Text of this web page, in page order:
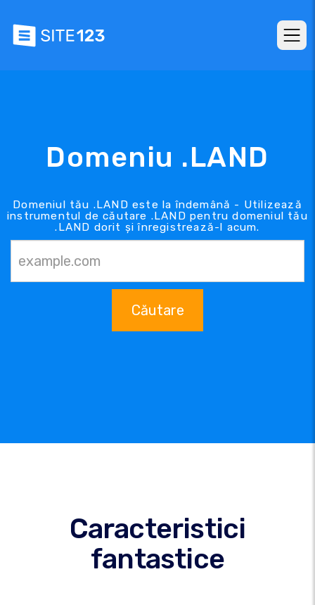
Domeniu .LAND
Domeniul tău .LAND este la îndemână - Utilizează
instrumentul de căutare .LAND pentru domeniul tău
.LAND dorit și înregistrează-l acum.
Căutare
Caracteristici
fantastice